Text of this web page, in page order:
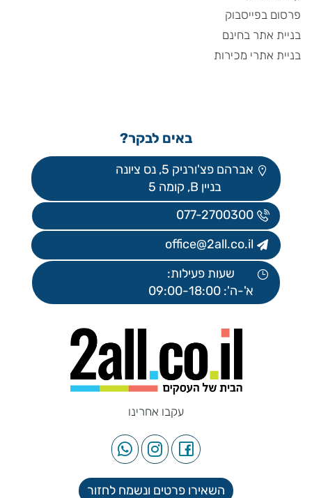
פרסום בפייסבוק
בניית אתר בחינם
בניית אתרי מכירות
באים לבקר?
אברהם פצ'ורניק 5, נס ציונה
בניין B, קומה 5
077-2700300
office@2all.co.il
שעות פעילות:
א'-ה': 09:00-18:00
עקבו אחרינו
השאירו פרטים ונשמח לחזור